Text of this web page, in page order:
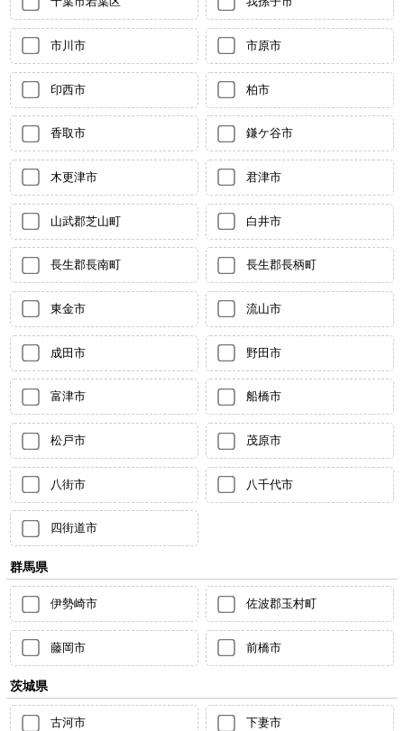
市川市 市原市
印西市 柏市
香取市 鎌ケ谷市
木更津市 君津市
山武郡芝山町 白井市
長生郡長南町 長生郡長柄町
東金市 流山市
成田市 野田市
富津市 船橋市
松戸市 茂原市
八街市 八千代市
四街道市
群馬県
伊勢崎市 佐波郡玉村町
藤岡市 前橋市
茨城県
古河市 下妻市